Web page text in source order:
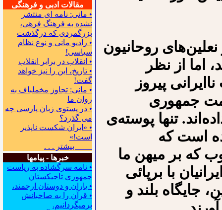
مقالات ادبی و فرهنگی
• مانی: نامه ای منتشر
نشده به فرهنگ فرهی،
بزرگمردی که درگذشت
• رادیو مانی و نوع نظام
سیاسی!
• انقلاب در برابر انقلاب
• تاریخ، این را نیز خواهد
گفت!
• مانی: تجاوز مخملباف به
روان ما
• در پستوی زبان پارسی چه
می گذرد؟
• «ایران شکست ناپذیر
است!»
بیشتر . . .
خبرها - پیامها
• نامه سرگشاده به ریاست
جمهوری تاجیکستان
• یاران و دوستان ارجمند،
• قرآن را به صاحبانش
برمیگردانیم.
نعلین‌های روحانیون
اما از نظر
پیروز
جمهوری
تنها پوسته‌ی
است که
که بر میهن ما
با برپائی
جایگاه بلند و